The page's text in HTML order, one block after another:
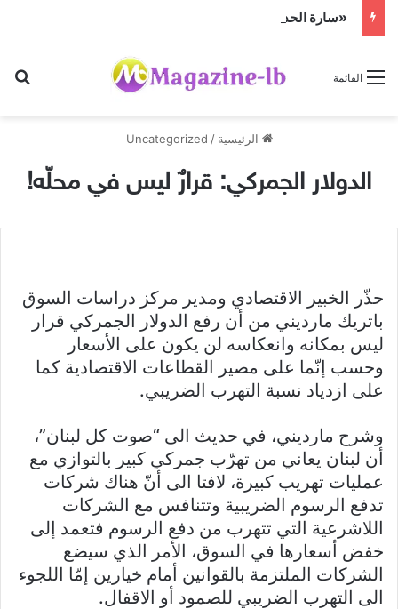
«سارة الحديدي» تواجه الجن زمباهولا على تياترو آفاق
القائمة
الرئيسية /
Uncategorized
الدولار الجمركي: قرارٌ ليس في محلّه!
حذّر الخبير الاقتصادي ومدير مركز دراسات السوق
باتريك مارديني من أن رفع الدولار الجمركي قرار
ليس بمكانه وانعكاسه لن يكون على الأسعار
وحسب إنّما على مصير القطاعات الاقتصادية كما
على ازدياد نسبة التهرب الضريبي.
وشرح مارديني، في حديث الى “صوت كل لبنان”،
أن لبنان يعاني من تهرّب جمركي كبير بالتوازي مع
عمليات تهريب كبيرة، لافتا الى أنّ هناك شركات
تدفع الرسوم الضريبية وتتنافس مع الشركات
اللاشرعية التي تتهرب من دفع الرسوم فتعمد إلى
خفض أسعارها في السوق، الأمر الذي سيضع
الشركات الملتزمة بالقوانين أمام خيارين إمّا اللجوء
الى التهرب الضريبي للصمود أو الاقفال.